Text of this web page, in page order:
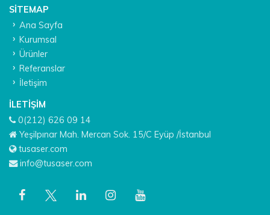
SITEMAP
Ana Sayfa
Kurumsal
Ürünler
Referanslar
İletişim
İLETIŞIM
0(212) 626 09 14
Yeşilpınar Mah. Mercan Sok. 15/C Eyüp /İstanbul
tusaser.com
info@tusaser.com